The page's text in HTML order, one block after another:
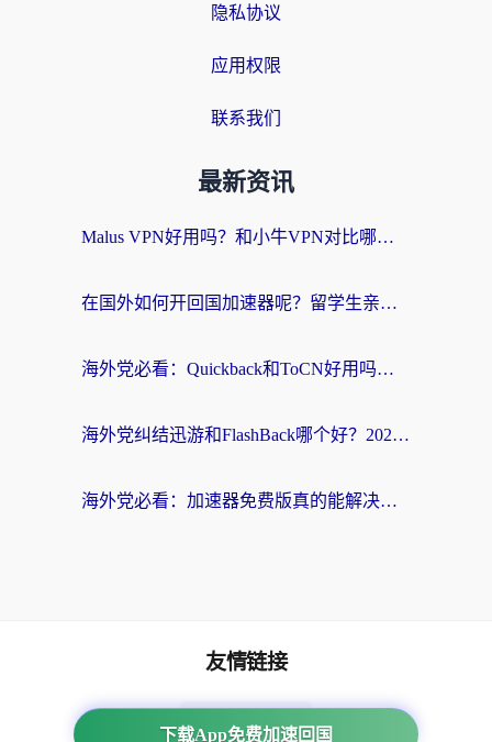
隐私协议
应用权限
联系我们
最新资讯
Malus VPN好用吗？和小牛VPN对比哪个回国效果更好？海外党亲测实用指南
在国外如何开回国加速器呢？留学生亲测的无缝访问国内资源指南
海外党必看：Quickback和ToCN好用吗？3分钟选对回国加速器的实用指南
海外党纠结迅游和FlashBack哪个好？2026实用指南教你选对回国加速器
海外党必看：加速器免费版真的能解决回国访问难题吗？附实用选择指南
下载App免费加速回国
友情链接
海外回国加速器